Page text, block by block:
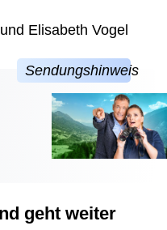
Elisabeth Vogel
geht weiter